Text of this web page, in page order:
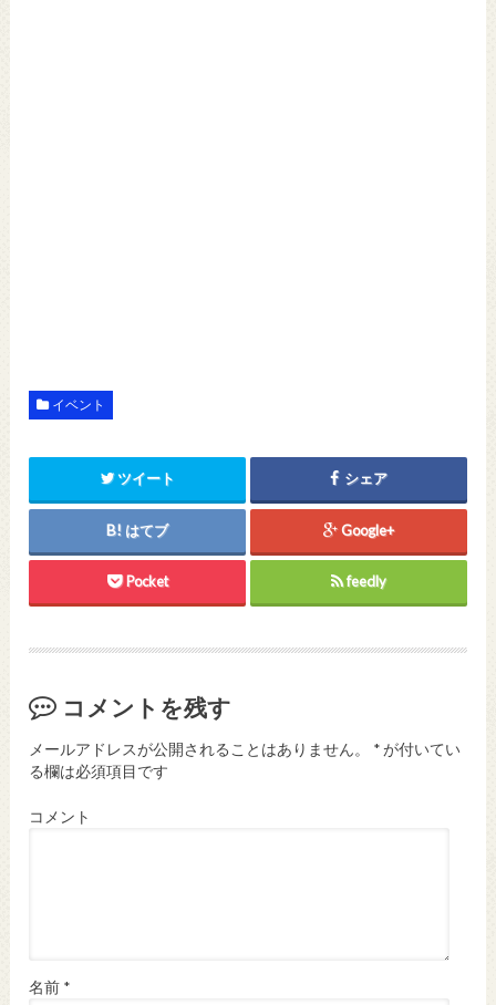
イベント
ツイート シェア
はてブ Google+
Pocket feedly
コメントを残す
メールアドレスが公開されることはありません。 *が付いてい
る欄は必須項目です
コメント
名前 *